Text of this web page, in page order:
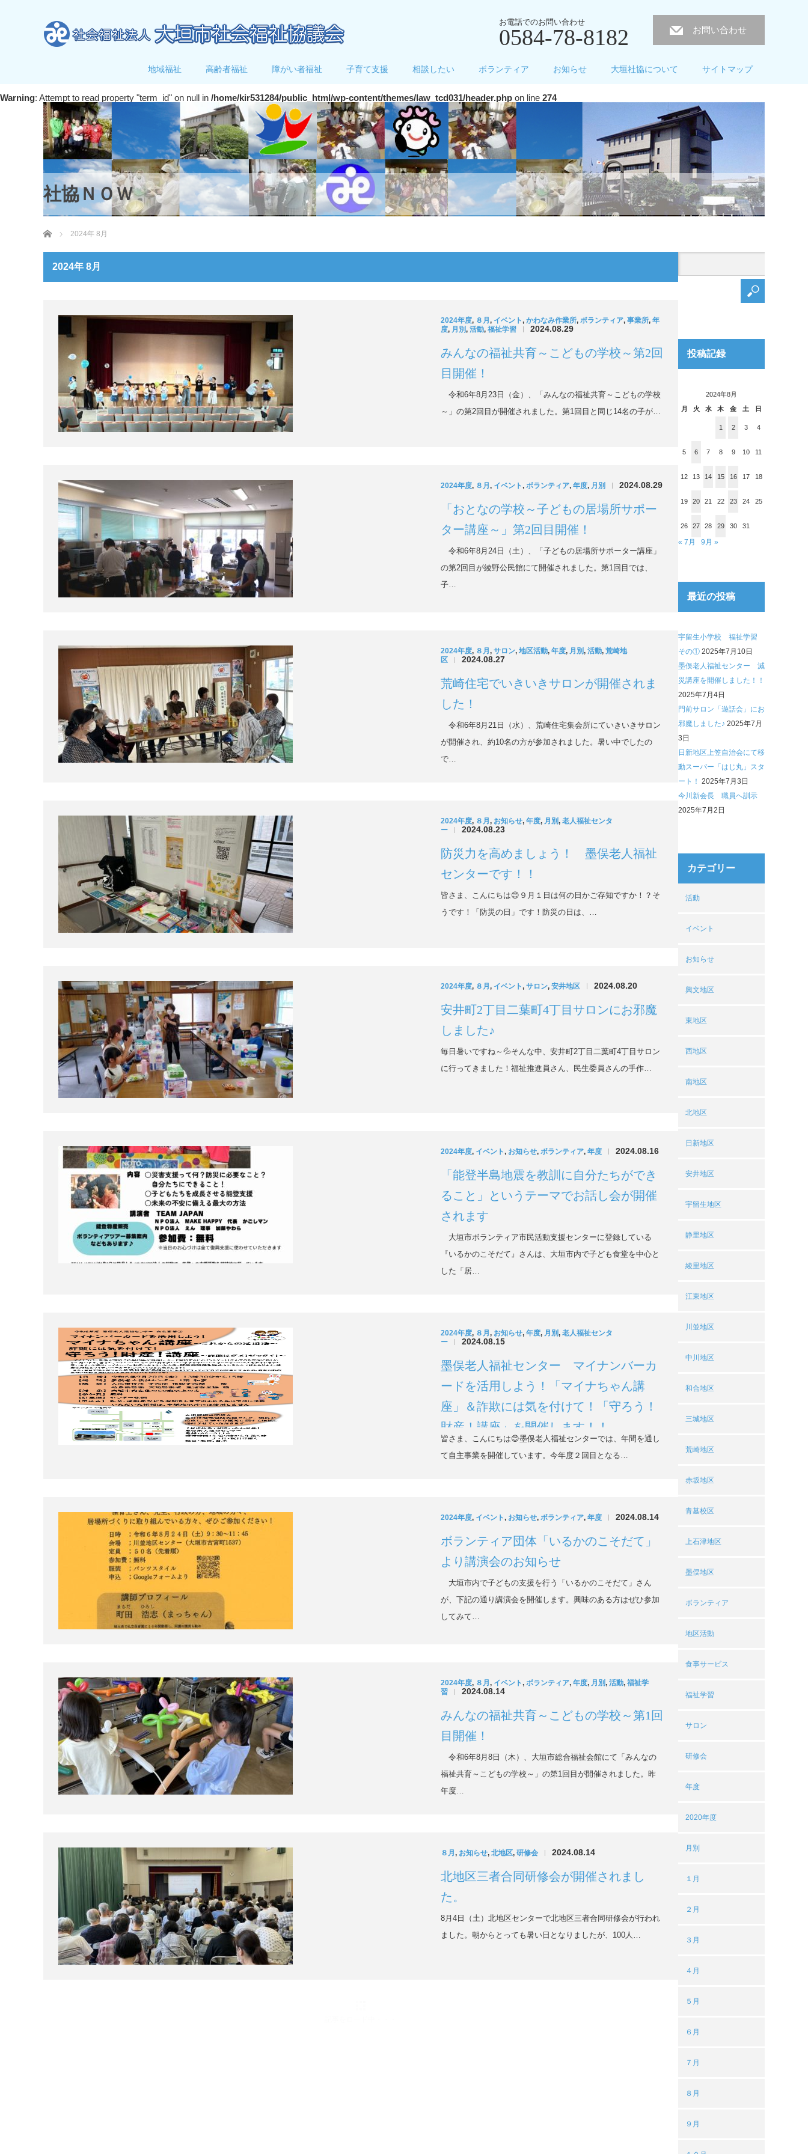
お電話でのお問い合わせ
0584-78-8182 お問い合わせ
地域福祉 高齢者福祉 障がい者福祉 子育て支援 相談したい ボランティア お知らせ 大垣社協について サイトマップ
Warning: Attempt to read property "term_id" on null in /home/kir531284/public_html/wp-content/themes/law_tcd031/header.php on line 274
社協ＮＯＷ
ホーム 2024年 8月
2024年 8月
2024年度, ８月, イベント, かわなみ作業所, ボランティア, 事業所, 年
度, 月別, 活動, 福祉学習 | 2024.08.29
みんなの福祉共育～こどもの学校～第2回
目開催！
令和6年8月23日（金）、「みんなの福祉共育～こどもの学校
～」の第2回目が開催されました。第1回目と同じ14名の子が…
2024年度, ８月, イベント, ボランティア, 年度, 月別 | 2024.08.29
「おとなの学校～子どもの居場所サポー
ター講座～」第2回目開催！
令和6年8月24日（土）、「子どもの居場所サポーター講座」
の第2回目が綾野公民館にて開催されました。第1回目では、
子…
2024年度, ８月, サロン, 地区活動, 年度, 月別, 活動, 荒崎地
区
| 2024.08.27
荒崎住宅でいきいきサロンが開催されま
した！
令和6年8月21日（水）、荒崎住宅集会所にていきいきサロン
が開催され、約10名の方が参加されました。暑い中でしたの
で…
2024年度, ８月, お知らせ, 年度, 月別, 老人福祉センタ
ー
| 2024.08.23
防災力を高めましょう！ 墨俣老人福祉
センターです！！
皆さま、こんにちは😊９月１日は何の日かご存知ですか！？そ
うです！「防災の日」です！防災の日は、…
2024年度, ８月, イベント, サロン, 安井地区 | 2024.08.20
安井町2丁目二葉町4丁目サロンにお邪魔
しました♪
毎日暑いですね～💦そんな中、安井町2丁目二葉町4丁目サロン
に行ってきました！福祉推進員さん、民生委員さんの手作…
2024年度, イベント, お知らせ, ボランティア, 年度 | 2024.08.16
「能登半島地震を教訓に自分たちができ
ること」というテーマでお話し会が開催
されます
大垣市ボランティア市民活動支援センターに登録している
『いるかのこそだて』さんは、大垣市内で子ども食堂を中心と
した「居…
2024年度, ８月, お知らせ, 年度, 月別, 老人福祉センタ
ー
| 2024.08.15
墨俣老人福祉センター マイナンバーカ
ードを活用しよう！「マイナちゃん講
座」＆詐欺には気を付けて！「守ろう！
財産！講座」を開催します！！
皆さま、こんにちは😊墨俣老人福祉センターでは、年間を通し
て自主事業を開催しています。今年度２回目となる…
2024年度, イベント, お知らせ, ボランティア, 年度 | 2024.08.14
ボランティア団体「いるかのこそだて」
より講演会のお知らせ
大垣市内で子どもの支援を行う「いるかのこそだて」さん
が、下記の通り講演会を開催します。興味のある方はぜひ参加
してみて…
2024年度, ８月, イベント, ボランティア, 年度, 月別, 活動, 福祉学
習
| 2024.08.14
みんなの福祉共育～こどもの学校～第1回
目開催！
令和6年8月8日（木）、大垣市総合福祉会館にて「みんなの
福祉共育～こどもの学校～」の第1回目が開催されました。昨
年度…
８月, お知らせ, 北地区, 研修会 | 2024.08.14
北地区三者合同研修会が開催されまし
た。
8月4日（土）北地区センターで北地区三者合同研修会が行われ
ました。朝からとっても暑い日となりましたが、100人…
投稿記録
2024年8月
月
火 水 木 金 土 日
1 2 3 4
5 6 7 8 9 10 11
12 13 14 15 16 17 18
19 20 21 22 23 24 25
26 27 28 29 30 31
« 7月 9月 »
最近の投稿
宇留生小学校 福祉学習
その① 2025年7月10日
墨俣老人福祉センター 減
災講座を開催しました！！
2025年7月4日
門前サロン「遊話会」にお
邪魔しました♪ 2025年7月
3日
日新地区上笠自治会にて移
動スーパー「はじ丸」スタ
ート！ 2025年7月3日
今川新会長 職員へ訓示
2025年7月2日
カテゴリー
活動
イベント
お知らせ
興文地区
東地区
西地区
南地区
北地区
日新地区
安井地区
宇留生地区
静里地区
綾里地区
江東地区
川並地区
中川地区
和合地区
三城地区
荒崎地区
赤坂地区
青墓校区
上石津地区
墨俣地区
ボランティア
地区活動
食事サービス
福祉学習
サロン
研修会
年度
2020年度
月別
１月
２月
３月
４月
５月
６月
７月
８月
９月